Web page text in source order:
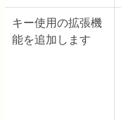
キー使用の拡張機
能を追加します